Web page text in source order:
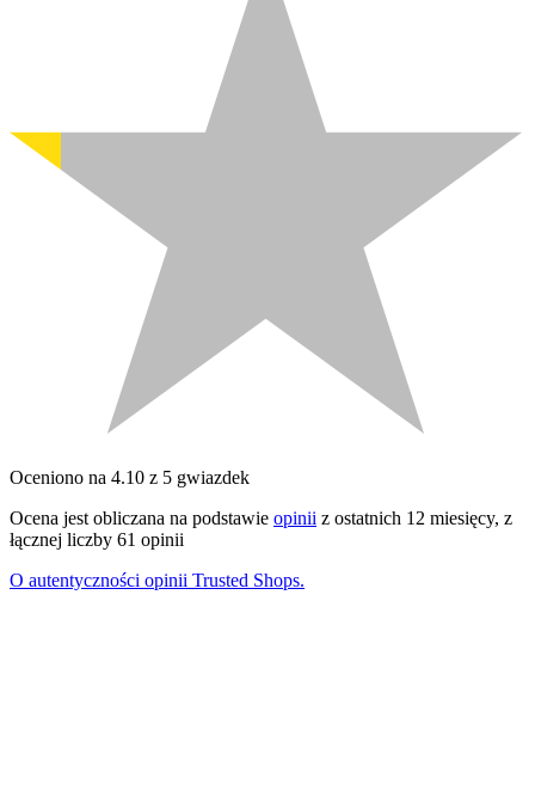
Oceniono na 4.10 z 5 gwiazdek
Ocena jest obliczana na podstawie opinii z ostatnich 12 miesięcy, z
łącznej liczby 61 opinii
O autentyczności opinii Trusted Shops.